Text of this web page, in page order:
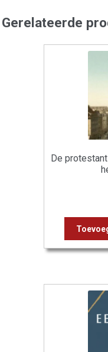
Gerelateerde
De